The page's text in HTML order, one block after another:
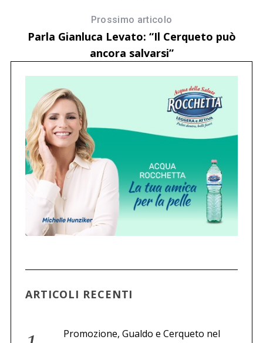
Prossimo articolo
Parla Gianluca Levato: “Il Cerqueto può
ancora salvarsi”
ARTICOLI RECENTI
Promozione, Gualdo e Cerqueto nel